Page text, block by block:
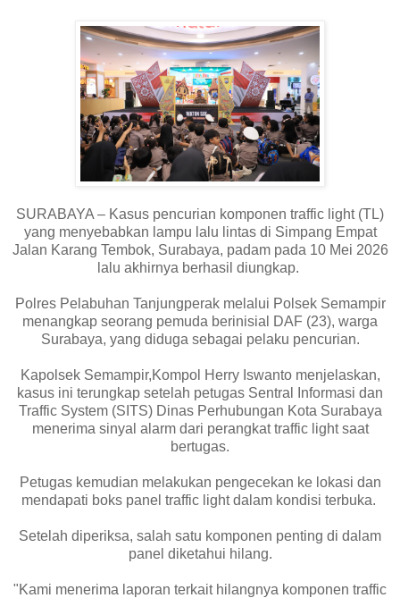
SURABAYA – Kasus pencurian komponen traffic light (TL)
yang menyebabkan lampu lalu lintas di Simpang Empat
Jalan Karang Tembok, Surabaya, padam pada 10 Mei 2026
lalu akhirnya berhasil diungkap.
Polres Pelabuhan Tanjungperak melalui Polsek Semampir
menangkap seorang pemuda berinisial DAF (23), warga
Surabaya, yang diduga sebagai pelaku pencurian.
Kapolsek Semampir,Kompol Herry Iswanto menjelaskan,
kasus ini terungkap setelah petugas Sentral Informasi dan
Traffic System (SITS) Dinas Perhubungan Kota Surabaya
menerima sinyal alarm dari perangkat traffic light saat
bertugas.
Petugas kemudian melakukan pengecekan ke lokasi dan
mendapati boks panel traffic light dalam kondisi terbuka.
Setelah diperiksa, salah satu komponen penting di dalam
panel diketahui hilang.
"Kami menerima laporan terkait hilangnya komponen traffic